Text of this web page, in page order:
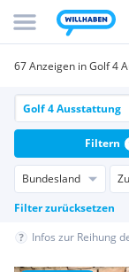
67 Anzeigen in Golf 4
Bundesland
Filter zurücksetzen
Filtern
Infos zur Reihung